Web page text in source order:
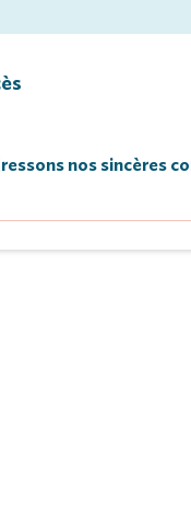
nos sincères